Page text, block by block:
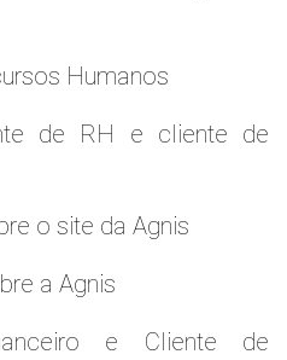
Humanos
de RH e cliente de
o site da Agnis
a Agnis
e Cliente de